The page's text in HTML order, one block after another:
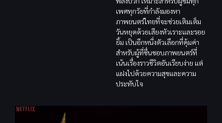
เพศทุกวัยที่กำลังมองหา
ภาพยนตร์ไทยที่จะช่วยเติมเต็ม
วันหยุดด้วยเสียงหัวเราะและรอย
ยิ้ม เป็นอีกหนึ่งตัวเลือกที่คุ้มค่า
สำหรับผู้ที่ชื่นชอบภาพยนตร์ที่
เน้นเรื่องราวชีวิตอันเรียบง่าย แต่
แฝงไปด้วยความสุขและความ
ประทับใจ